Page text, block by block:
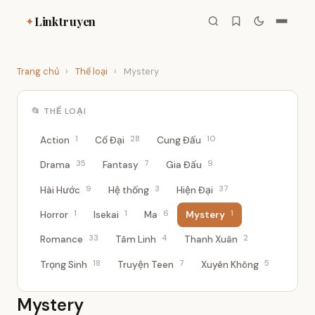
✦Linktruyen
Trang chủ › Thể loại › Mystery
📂 THỂ LOẠI
Action 1 Cổ Đại 28 Cung Đấu 10
Drama 35 Fantasy 7 Gia Đấu 9
Hài Hước 9 Hệ thống 3 Hiện Đại 37
Horror 1 Isekai 1 Ma 6 Mystery 1
Romance 33 Tâm Linh 4 Thanh Xuân 2
Trọng Sinh 18 Truyện Teen 7 Xuyên Không 5
Mystery